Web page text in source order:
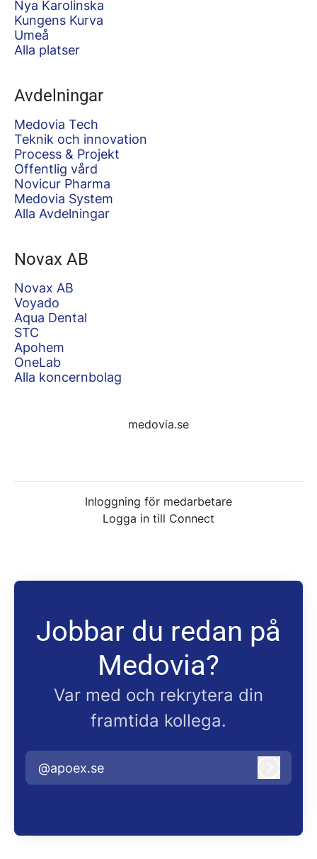
Nya Karolinska
Kungens Kurva
Umeå
Alla platser
Avdelningar
Medovia Tech
Teknik och innovation
Process & Projekt
Offentlig vård
Novicur Pharma
Medovia System
Alla Avdelningar
Novax AB
Novax AB
Voyado
Aqua Dental
STC
Apohem
OneLab
Alla koncernbolag
medovia.se
Inloggning för medarbetare
Logga in till Connect
Jobbar du redan på
Medovia?
Var med och rekrytera din
framtida kollega.
@apoex.se